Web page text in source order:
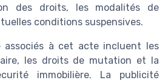
des droits, les modalités de
conditions suspensives.
associés à cet acte incluent les
les droits de mutation et la
immobilière. La publicité